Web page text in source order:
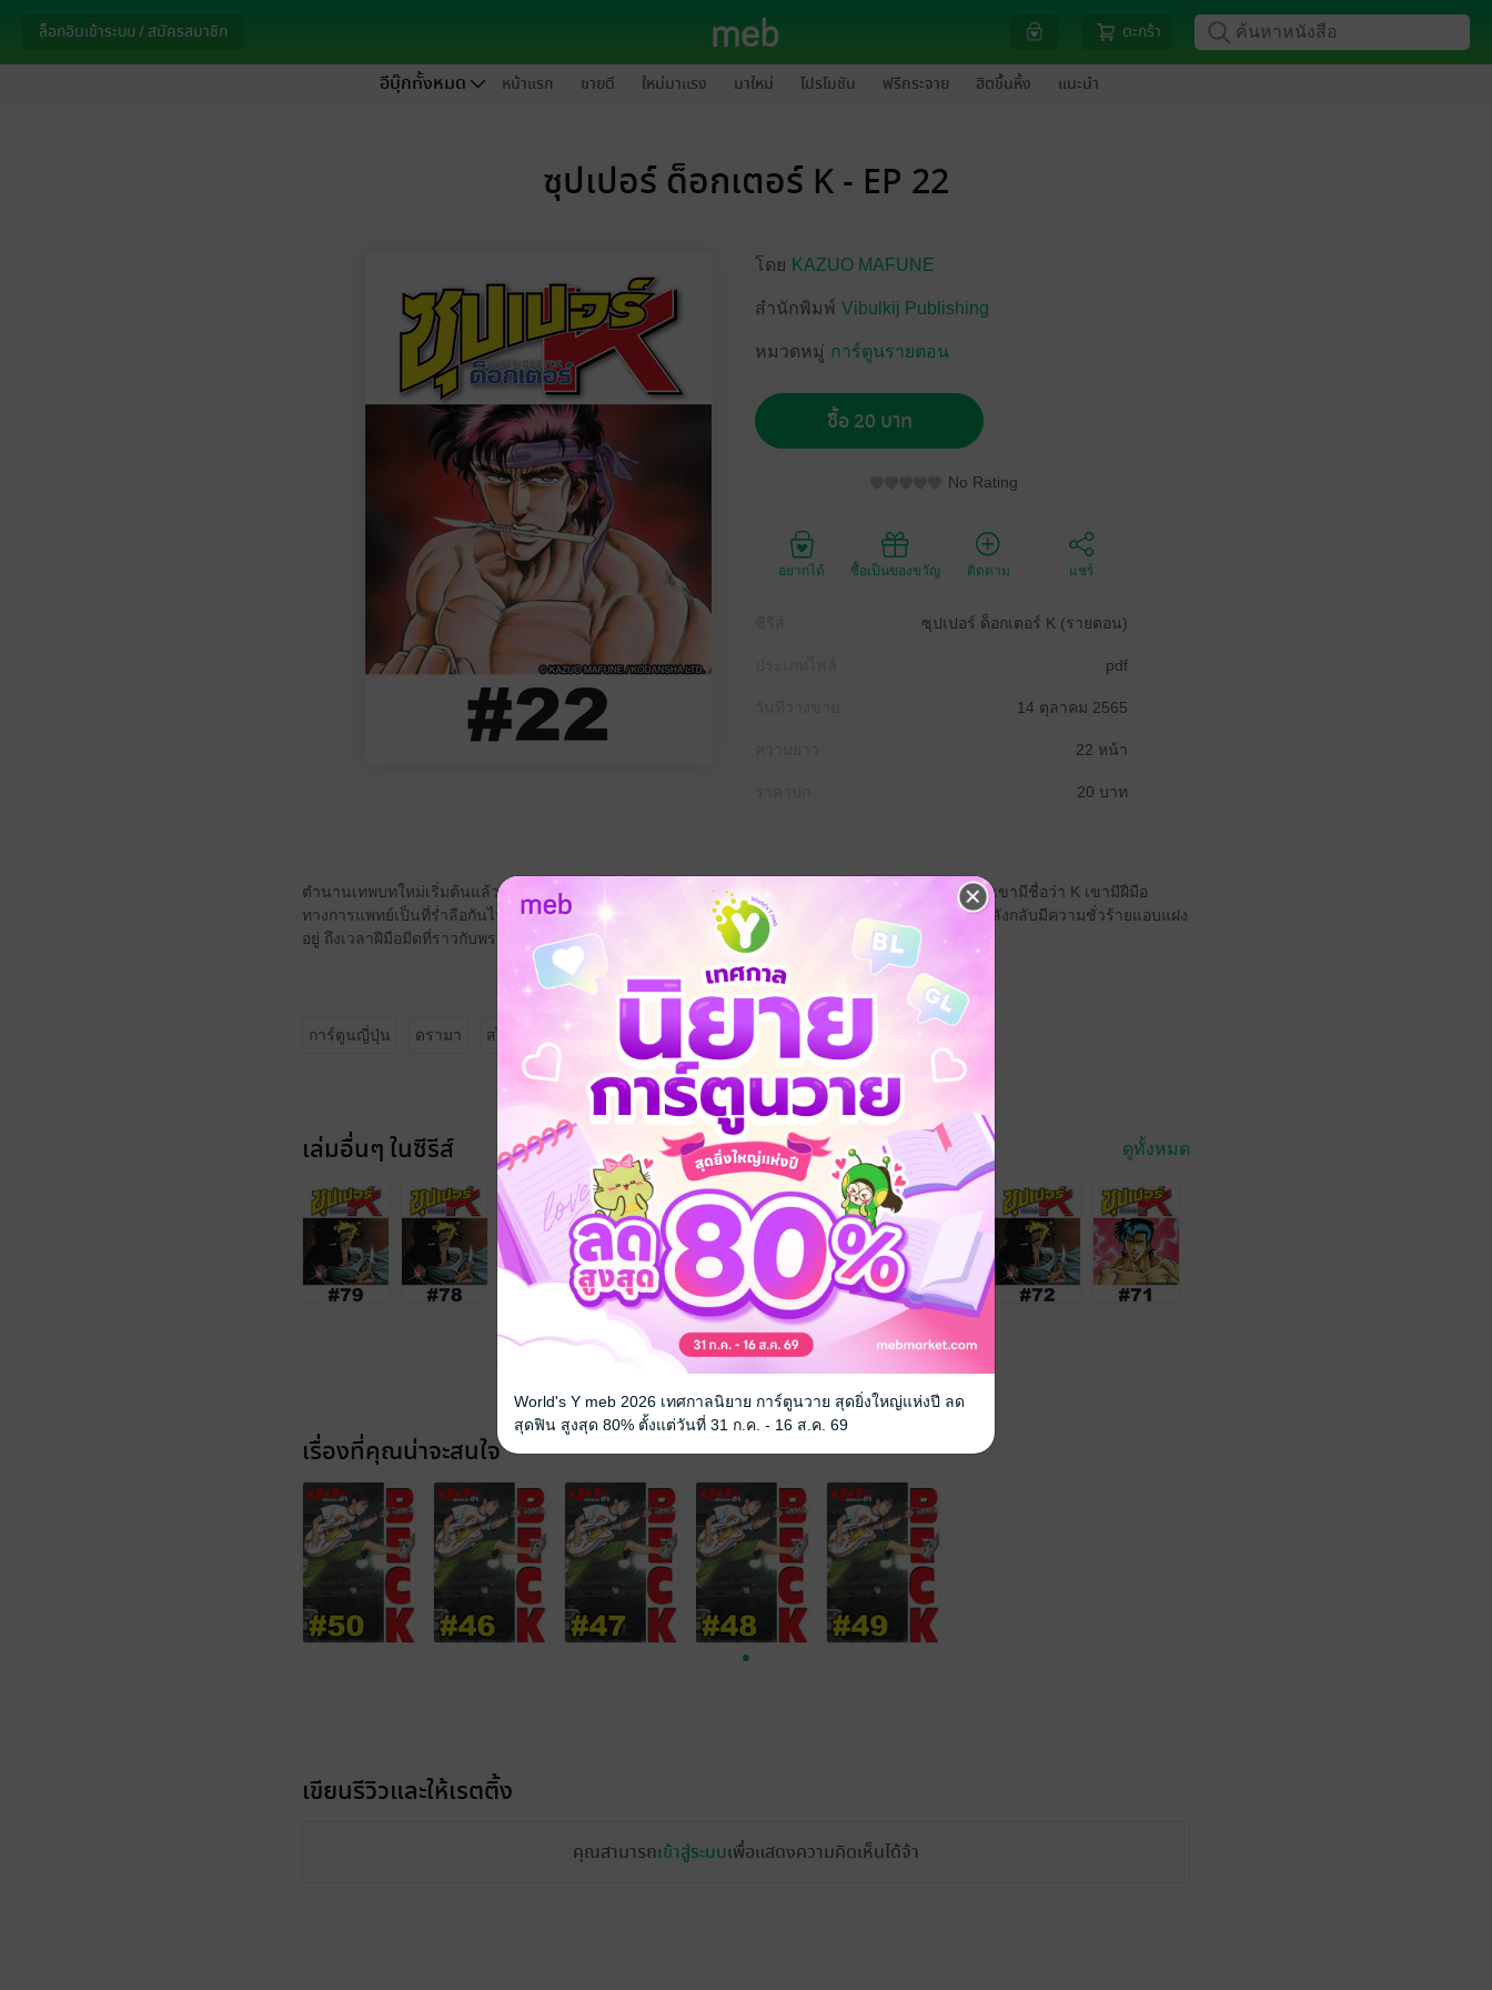
ล็อกอินเข้าระบบ / สมัครสมาชิก ตะกร้า
อีบุ๊กทั้งหมด หน้าแรก ขายดี ใหม่มาแรง มาใหม่ โปรโมชัน ฟรีกระจาย ฮิตขึ้นหิ้ง แนะนำ
ซุปเปอร์ ด็อกเตอร์ K - EP 22
โดย KAZUO MAFUNE
สำนักพิมพ์ Vibulkij Publishing
หมวดหมู่ การ์ตูนรายตอน
ซื้อ 20 บาท
No Rating
อยากได้ ซื้อเป็นของขวัญ ติดตาม แชร์
ซุปเปอร์ ด็อกเตอร์ K (รายตอน)
pdf
14 ตุลาคม 2565
22 หน้า
20 บาท
ตำนานเทพบทใหม่เริ่มต้นแล้ว!! และมีชื่อว่า K ภายในร่างกายที่ดูน่ากลัว บุรุษคนนี้มีสมองราวกับอัจฉริยะ เขามีชื่อว่า K เขามีฝีมือ
ทางการแพทย์เป็นที่ร่ำลือกันไปทั่ว คราวนี้งานที่เขารับคือการผ่าตัดเปลี่ยนหัวใจ แต่การผ่าตัดครั้งนี้เบื้องหลังกลับมีความชั่วร้ายแอบแฝง
อยู่ ถึงเวลาฝีมือมีดที่ราวกับพระเจ้าของ K จะต้องกวัดแกว่ง การ์ตูนการแพทย์อันดุเดือดเริ่มต้นแล้ว!!
การ์ตูนญี่ปุ่น ดรามา สไลซ์ออฟไลฟ์
เล่มอื่นๆ ในซีรีส์ ดูทั้งหมด
เรื่องที่คุณน่าจะสนใจ
เขียนรีวิวและให้เรตติ้ง
คุณสามารถเข้าสู่ระบบเพื่อแสดงความคิดเห็นได้จ้า
World's Y meb 2026 เทศกาลนิยาย การ์ตูนวาย สุดยิ่งใหญ่แห่งปี ลด
สุดฟิน สูงสุด 80% ตั้งแต่วันที่ 31 ก.ค. - 16 ส.ค. 69